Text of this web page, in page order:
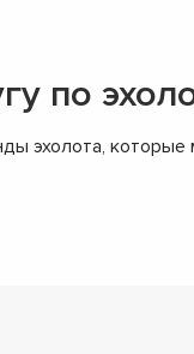
по
эхолота, которые